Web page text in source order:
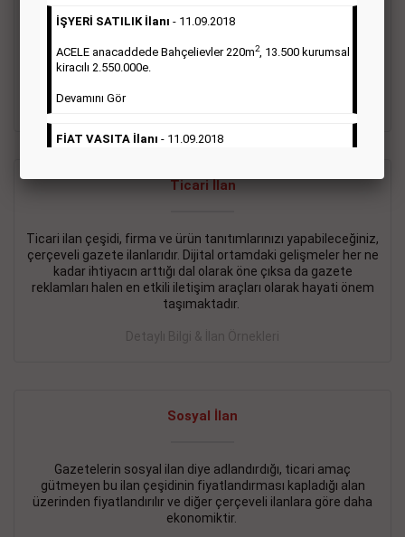
Sarı sayfa ilanlar alım- satım, duyuru, mini reklam şeklinde
ifade edilebilen ilanlardır. Gazetelerin tirajını önemli ölçüde
oluştururlar.Sabah sarı sayfa eleman ilanlarında 6 kelime
sayısı şartı aranmamaktadır.
Ticari İlan
Ticari ilan çeşidi, firma ve ürün tanıtımlarınızı yapabileceğiniz,
çerçeveli gazete ilanlarıdır. Dijital ortamdaki gelişmeler her ne
kadar ihtiyacın arttığı dal olarak öne çıksa da gazete
reklamları halen en etkili iletişim araçları olarak hayati önem
taşımaktadır.
Detaylı Bilgi & İlan Örnekleri
Sosyal İlan
Gazetelerin sosyal ilan diye adlandırdığı, ticari amaç
gütmeyen bu ilan çeşidinin fiyatlandırması kapladığı alan
üzerinden fiyatlandırılır ve diğer çerçeveli ilanlara göre daha
ekonomiktir.
İŞYERİ SATILIK İlanı - 11.09.2018
ACELE anacaddede Bahçelievler 220m2, 13.500 kurumsal
kiracılı 2.550.000e.
Devamını Gör
FİAT VASITA İlanı - 11.09.2018
2.800.000e kurumsal mağaza.
BAKIRKÖY SATILIK İlanı- 11.09.2018
KARTALTEPEde kelepir 2+ 1 satılık daire
İŞYERİ KİRALIK İlanı- 11.09.2018
BEYLİKDÜZÜ Kavaklıda 4 katlı bina